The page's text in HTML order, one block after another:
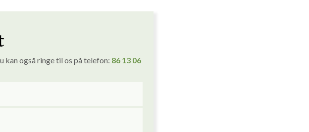
også ringe til os på telefon: 86 13 06